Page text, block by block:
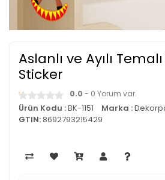
Aslanlı ve Ayılı
Sticker
0.0 - 0 Yorum var.
Ürün Kodu :BK-1151 Marka :
GTIN:8692793215429